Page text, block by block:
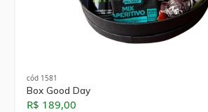
cód 1581
Box Good Day
R$ 189,00